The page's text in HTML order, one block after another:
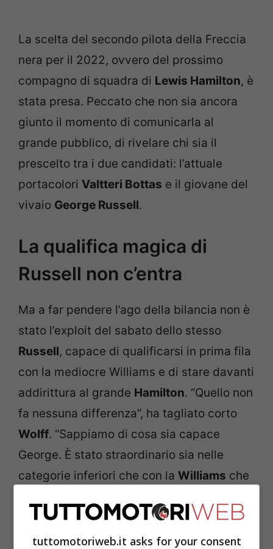
La scelta del secondo pilota della Freccia
nera per il 2022, ovvero del prossimo
compagno di squadra di Lewis Hamilton, è
stata presa. Peccato che non sia ancora
giunto il momento di comunicarla al
grande pubblico, di rivelare chi sia il
prescelto tra i due candidati: l’attuale
portacolori Valtteri Bottas e il giovane del
vivaio George Russell.
La qualifica magica di
Russell non c’entra
Ma a far pendere l’ago della bilancia non è
stato l’exploit del sabato dello stesso
Russell, capace di qualificarsi in prima fila
con la mediocre Williams e di stare davanti
addirittura al grande Hamilton. “Quello non
fa nessuna differenza”, ha tagliato corto
Wolff. “Sappiamo di cosa sia capace
George. È stato straordinario sia nelle
categorie inferiori che con la Williams che
avuto bisogno ancora di una prova allora
qualcosa sarebbe stato sbagliato. Ma la
tuttomotoriweb.it asks for your consent